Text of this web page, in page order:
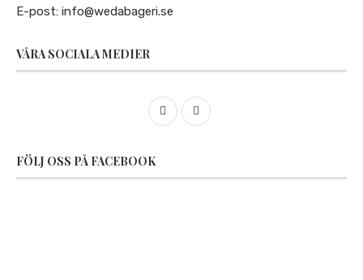
E-post: info@wedabageri.se
VÅRA SOCIALA MEDIER
FÖLJ OSS PÅ FACEBOOK